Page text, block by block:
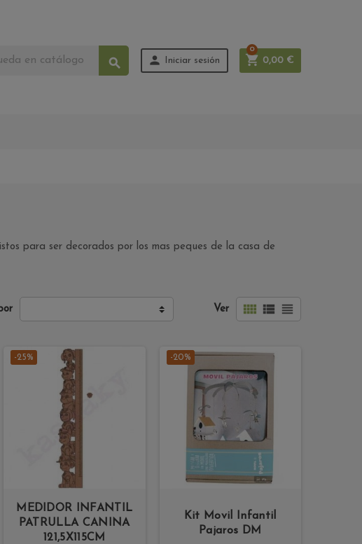
  Iniciar sesión  0,00 €
0
para ser decorados por los mas peques de la casa de
Ver   
-25%
MEDIDOR INFANTIL
PATRULLA CANINA
121,5X115CM
-20%
Kit Movil Infantil
Pajaros DM